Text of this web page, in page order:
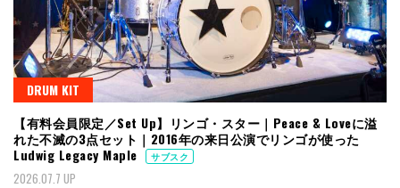
DRUM KIT
【有料会員限定／Set Up】リンゴ・スター｜Peace & Loveに溢
れた不滅の3点セット｜2016年の来日公演でリンゴが使った
Ludwig Legacy Maple
サブスク
2026.07.7 UP